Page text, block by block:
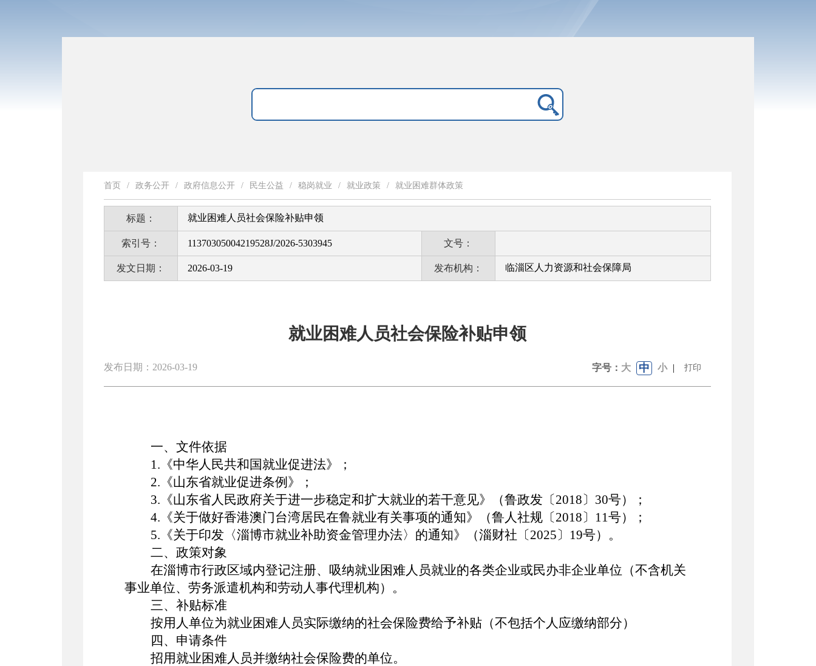
首页 / 政务公开 / 政府信息公开 / 民生公益 / 稳岗就业 / 就业政策 / 就业困难群体政策
标题： 就业困难人员社会保险补贴申领
索引号： 11370305004219528J/2026-5303945 文号：
发文日期： 2026-03-19 发布机构： 临淄区人力资源和社会保障局
就业困难人员社会保险补贴申领
发布日期：2026-03-19 字号： 大 中 小 | 打印
一、 文件依据
1.《中华人民共和国就业促进法》；
2.《山东省就业促进条例》；
3.《山东省人民政府关于进一步稳定和扩大就业的若干意见》（鲁政发〔2018〕30号）；
4.《关于做好香港澳门台湾居民在鲁就业有关事项的通知》（鲁人社规〔2018〕11号）；
5.《关于印发〈淄博市就业补助资金管理办法〉的通知》
（淄财社〔2025〕19号） 。
二、政策对象
在淄博市行政区域内登记注册、吸纳就业困难人员就业的各类企业或民办非企业单位（不含机关
事业单位、劳务派遣机构和劳动人事代理机构）。
三、补贴标准
按用人单位为就业困难人员实际缴纳的社会保险费给予补贴（不包括个人应缴纳部分）
四、申请条件
招用就业困难人员并缴纳社会保险费的单位。